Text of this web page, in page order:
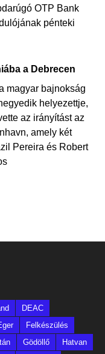
OTP Bank
pénteki
a Debrecen
magyar bajnokság
helyezettje,
az irányítást az
amely két
Pereira és Robert
DEAC
Felkészülés
Gödöllő
Hatvan